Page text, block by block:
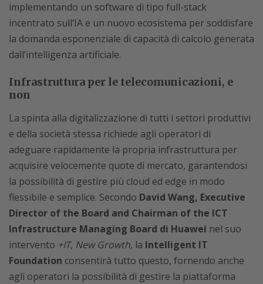
implementando un software di tipo full-stack
incentrato sull’IA e un nuovo ecosistema per soddisfare
la domanda esponenziale di capacità di calcolo generata
dall’intelligenza artificiale.
Infrastruttura per le telecomunicazioni, e
non
La spinta alla digitalizzazione di tutti i settori produttivi
e della società stessa richiede agli operatori di
adeguare rapidamente la propria infrastruttura per
acquisire velocemente quote di mercato, garantendosi
la possibilità di gestire più cloud ed edge in modo
flessibile e semplice. Secondo David Wang, Executive
Director of the Board and Chairman of the ICT
Infrastructure Managing Board di Huawei nel suo
intervento +IT, New Growth, la Intelligent IT
Foundation consentirà tutto questo, fornendo anche
agli operatori la possibilità di gestire la piattaforma